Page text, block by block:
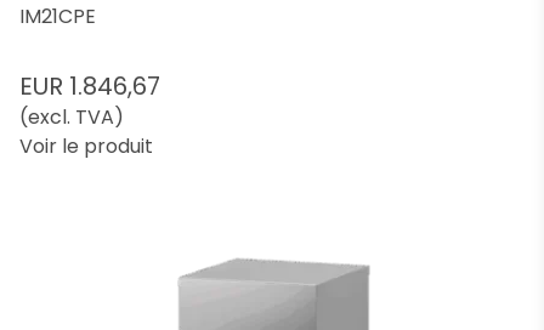
IM21CPE
EUR 1.846,67
(excl. TVA)
Voir le produit